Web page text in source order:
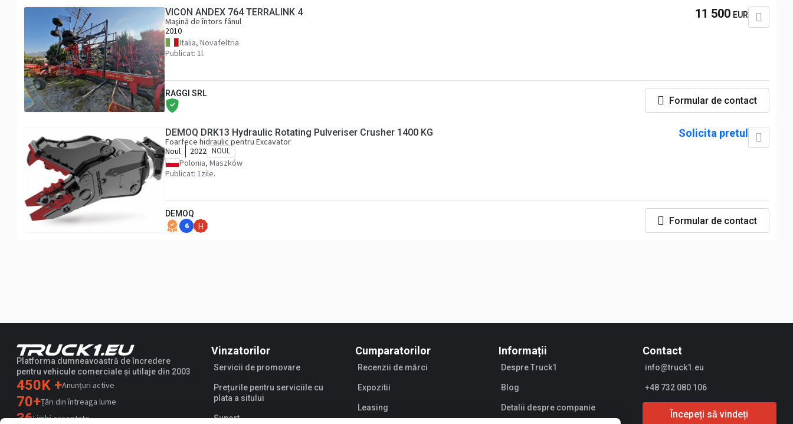
VICON ANDEX 764 TERRALINK 4
Maşină de întors fânul
2010
Italia, Novafeltria
Publicat: 1l.
11 500 EUR
RAGGI SRL
Formular de contact
DEMOQ DRK13 Hydraulic Rotating Pulveriser Crusher 1400 KG
Foarfece hidraulic pentru Excavator
Noul
2022 NOUL
Polonia, Maszków
Publicat: 1zile.
Solicita pretul
DEMOQ
6 H
Formular de contact
Platforma dumneavoastră de încredere
pentru vehicule comerciale și utilaje din 2003
450K +Anunțuri active
70+Țări din întreaga lume
36Limbi acceptate
Vinzatorilor
Servicii de promovare
Prețurile pentru serviciile cu
plata a sitului
Suport
Cumparatorilor
Recenzii de mărci
Expozitii
Leasing
Informații
Despre Truck1
Blog
Detalii despre companie
Contact
info@truck1.eu
+48 732 080 106
Începeți să vindeți